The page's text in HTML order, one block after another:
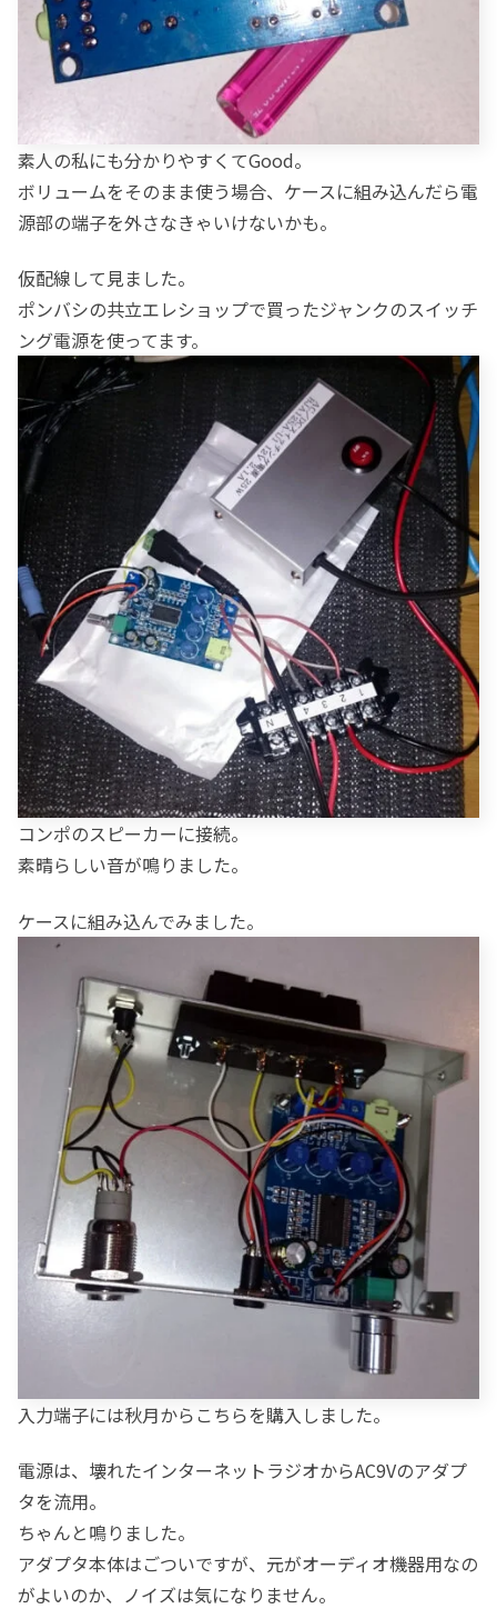
素人の私にも分かりやすくてGood。
ボリュームをそのまま使う場合、ケースに組み込んだら電
源部の端子を外さなきゃいけないかも。
仮配線して見ました。
ポンバシの共立エレショップで買ったジャンクのスイッチ
ング電源を使ってます。
コンポのスピーカーに接続。
素晴らしい音が鳴りました。
ケースに組み込んでみました。
入力端子には秋月からこちらを購入しました。
電源は、壊れたインターネットラジオからAC9Vのアダプ
タを流用。
ちゃんと鳴りました。
アダプタ本体はごついですが、元がオーディオ機器用なの
がよいのか、ノイズは気になりません。